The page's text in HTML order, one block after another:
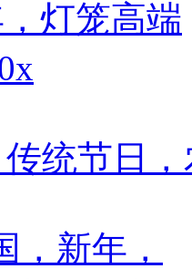
统节日